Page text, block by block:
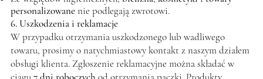
personalizowanenie podlegają zwrotowi.
6. Uszkodzenia i reklamacje
W przypadku otrzymania uszkodzonego lub wadliwego
towaru, prosimy o natychmiastowy kontakt z naszym działem
obsługi klienta. Zgłoszenie reklamacyjne można składać w